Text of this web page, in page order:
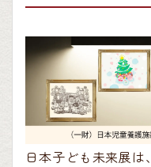
日本子ども未来展